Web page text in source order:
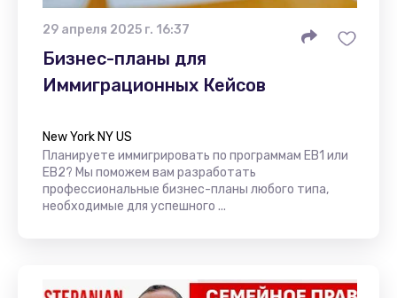
29 апреля 2025 г. 16:37
Бизнес-планы для
Иммиграционных Кейсов
New York NY US
Планируете иммигрировать по программам EB1 или
EB2? Мы поможем вам разработать
профессиональные бизнес-планы любого типа,
необходимые для успешного ...